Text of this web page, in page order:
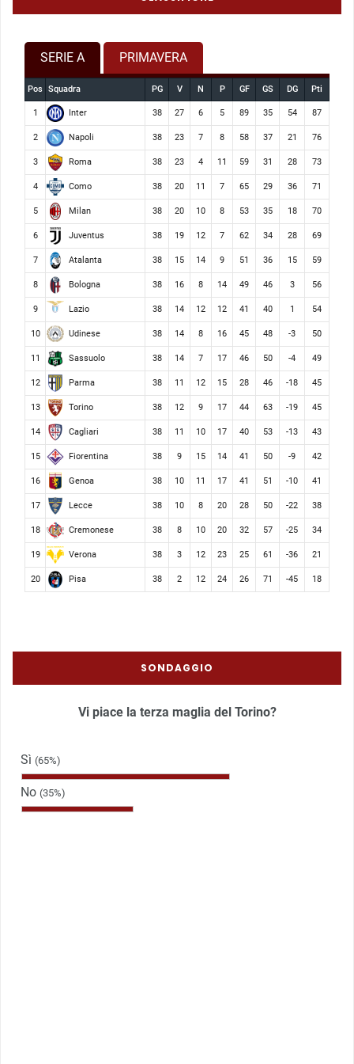
SERIE A PRIMAVERA
Pos Squadra PG V N P GF GS DG Pti
1 Inter 38 27 6 5 89 35 54 87
2 Napoli 38 23 7 8 58 37 21 76
3 Roma 38 23 4 11 59 31 28 73
4 Como 38 20 11 7 65 29 36 71
5 Milan 38 20 10 8 53 35 18 70
6 Juventus 38 19 12 7 62 34 28 69
7 Atalanta 38 15 14 9 51 36 15 59
8 Bologna 38 16 8 14 49 46 3 56
9 Lazio 38 14 12 12 41 40 1 54
10 Udinese 38 14 8 16 45 48 -3 50
11 Sassuolo 38 14 7 17 46 50 -4 49
12 Parma 38 11 12 15 28 46 -18 45
13 Torino 38 12 9 17 44 63 -19 45
14 Cagliari 38 11 10 17 40 53 -13 43
15 Fiorentina 38 9 15 14 41 50 -9 42
16 Genoa 38 10 11 17 41 51 -10 41
17 Lecce 38 10 8 20 28 50 -22 38
18 Cremonese 38 8 10 20 32 57 -25 34
19 Verona 38 3 12 23 25 61 -36 21
20 Pisa 38 2 12 24 26 71 -45 18
SONDAGGIO
Vi piace la terza maglia del Torino?
Sì (65%)
No (35%)